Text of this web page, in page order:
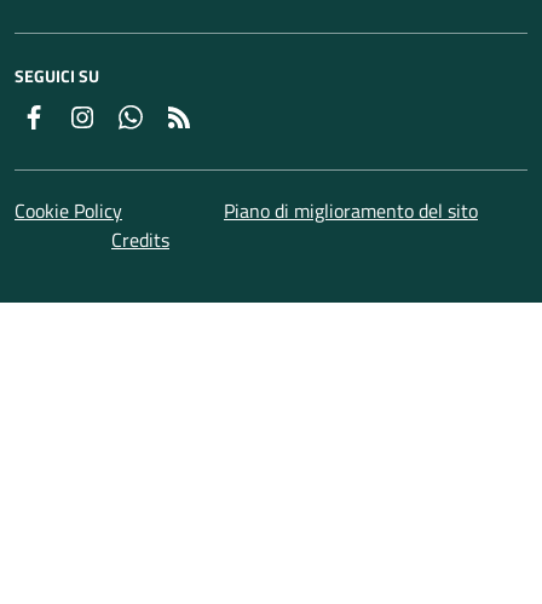
SEGUICI SU
FacebookInstagramWhatsapp
Cookie Policy
Piano di miglioramento del sito
Credits